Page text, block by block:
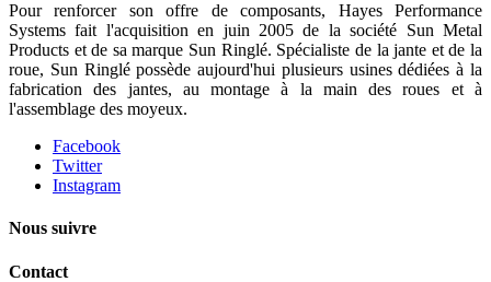
Pour renforcer son offre de composants, Hayes Performance
Systems fait l'acquisition en juin 2005 de la société Sun Metal
Products et de sa marque Sun Ringlé. Spécialiste de la jante et de la
roue, Sun Ringlé possède aujourd'hui plusieurs usines dédiées à la
fabrication des jantes, au montage à la main des roues et à
l'assemblage des moyeux.
Facebook
Twitter
Instagram
Nous suivre
Contact